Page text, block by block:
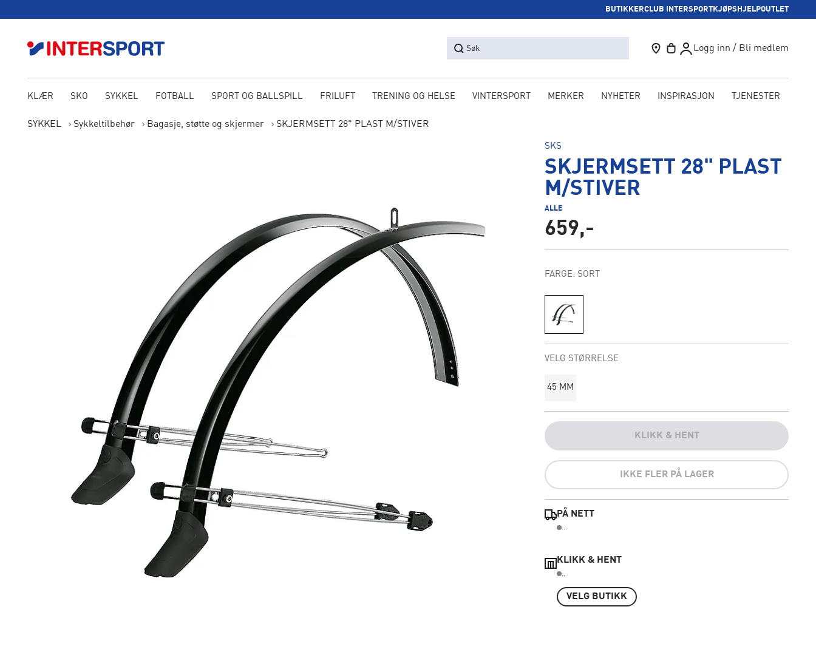
BUTIKKERCLUB INTERSPORTKJØPSHJELPOUTLET
Søk Logg inn / Bli medlem
KLÆR SKO SYKKEL FOTBALL SPORT OG BALLSPILL FRILUFT TRENING OG HELSE VINTERSPORT MERKER NYHETER INSPIRASJON TJENESTER
SYKKEL Sykkeltilbehør Bagasje, støtte og skjermer SKJERMSETT 28" PLAST M/STIVER
SKS
SKJERMSETT 28" PLAST
M/STIVER
ALLE
659,-
FARGE: SORT
VELG STØRRELSE
45 MM
KLIKK & HENT
IKKE FLER PÅ LAGER
PÅ NETT
...
KLIKK & HENT
..
VELG BUTIKK